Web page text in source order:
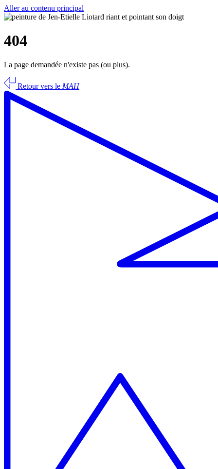
Aller au contenu principal
404
La page demandée n'existe pas (ou plus).
Retour vers le MAH